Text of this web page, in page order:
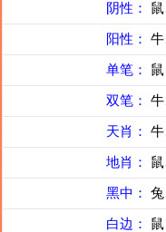
阴性：
阳性：
单笔：
双笔：
天肖：
地肖：
黑中：
白边：